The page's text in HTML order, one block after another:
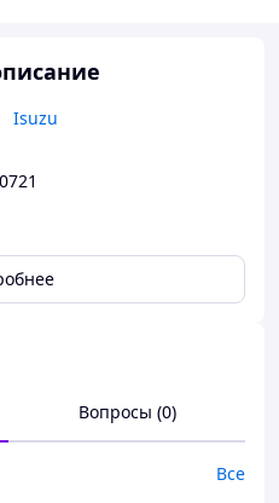
Isuzu
Вопросы (0)
Все